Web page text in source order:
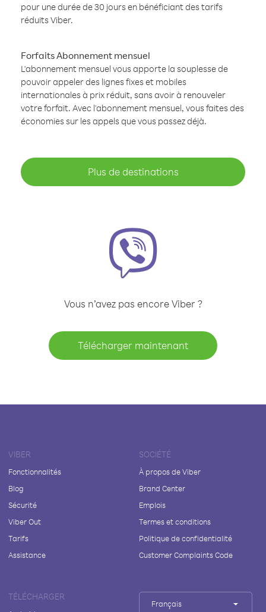
pour une durée de 30 jours en bénéficiant des tarifs
réduits Viber.
Forfaits Abonnement mensuel
L'abonnement mensuel vous apporte la souplesse de
pouvoir appeler des lignes fixes et mobiles
internationales à prix réduit, sans avoir à renouveler
votre forfait. Avec l'abonnement mensuel, vous faites des
économies sur les appels que vous passez déjà.
Plus de destinations
Vous n’avez pas encore Viber ?
Télécharger maintenant
VIBER
Fonctionnalités
Blog
Sécurité
Viber Out
Tarifs
Assistance
SOCIÉTÉ
À propos de Viber
Brand Center
Emplois
Termes et conditions
Politique de confidentialité
Customer Complaints Code
TÉLÉCHARGER
Français